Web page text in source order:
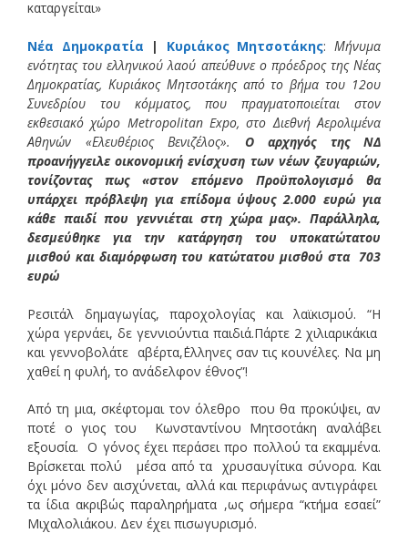
καταργείται»
Νέα Δημοκρατία | Κυριάκος Μητσοτάκης:Μήνυμα
ενότητας του ελληνικού λαού απεύθυνε ο πρόεδρος της Νέας
Δημοκρατίας, Κυριάκος Μητσοτάκης από το βήμα του 12ου
Συνεδρίου του κόμματος, που πραγματοποιείται στον
εκθεσιακό χώρο Metropolitan Expo, στο Διεθνή Αερολιμένα
Αθηνών «Ελευθέριος Βενιζέλος». Ο αρχηγός της ΝΔ
προανήγγειλε οικονομική ενίσχυση των νέων ζευγαριών,
τονίζοντας πως «στον επόμενο Προϋπολογισμό θα
υπάρχει πρόβλεψη για επίδομα ύψους 2.000 ευρώ για
κάθε παιδί που γεννιέται στη χώρα μας». Παράλληλα,
δεσμεύθηκε για την κατάργηση του υποκατώτατου
μισθού και διαμόρφωση του κατώτατου μισθού στα 703
ευρώ
Ρεσιτάλ δημαγωγίας, παροχολογίας και λαϊκισμού. “Η
χώρα γερνάει, δε γεννιούντια παιδιά.Πάρτε 2 χιλιαρικάκια
και γεννοβολάτε αβέρτα,΄Ελληνες σαν τις κουνέλες. Να μη
χαθεί η φυλή, το ανάδελφον έθνος”!
Από τη μια, σκέφτομαι τον όλεθρο που θα προκύψει, αν
ποτέ ο γιος του Κωνσταντίνου Μητσοτάκη αναλάβει
εξουσία. Ο γόνος έχει περάσει προ πολλού τα εκαμμένα.
Βρίσκεται πολύ μέσα από τα χρυσαυγίτικα σύνορα. Και
όχι μόνο δεν αισχύνεται, αλλά και περιφάνως αντιγράφει
τα ίδια ακριβώς παραληρήματα ,ως σήμερα “κτήμα εσαεί”
Μιχαλολιάκου. Δεν έχει πισωγυρισμό.